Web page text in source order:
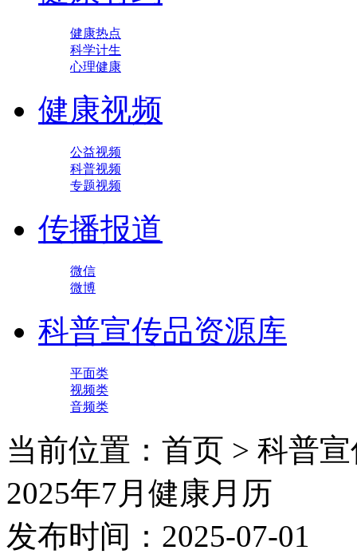
健康热点
科学计生
心理健康
健康视频
公益视频
科普视频
专题视频
传播报道
微信
微博
科普宣传品资源库
平面类
视频类
音频类
当前位置：首页 > 科普
2025年7月健康月历
发布时间：2025-07-01